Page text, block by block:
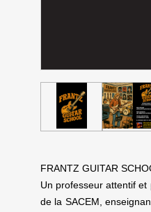
FRANTZ GUITAR
Un professeur attentif
de la SACEM,